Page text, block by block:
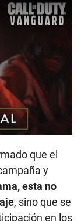
que el
y
esta no
, sino que se
en los